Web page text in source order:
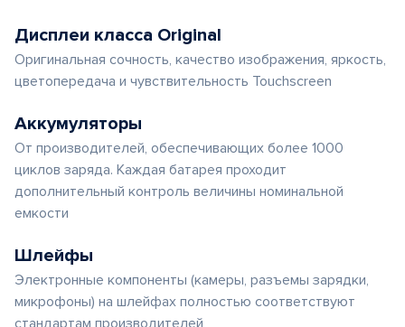
Дисплеи класса Original
Оригинальная сочность, качество изображения, яркость,
цветопередача и чувствительность Touchscreen
Аккумуляторы
От производителей, обеспечивающих более 1000
циклов заряда. Каждая батарея проходит
дополнительный контроль величины номинальной
емкости
Шлейфы
Электронные компоненты (камеры, разъемы зарядки,
микрофоны) на шлейфах полностью соответствуют
стандартам производителей